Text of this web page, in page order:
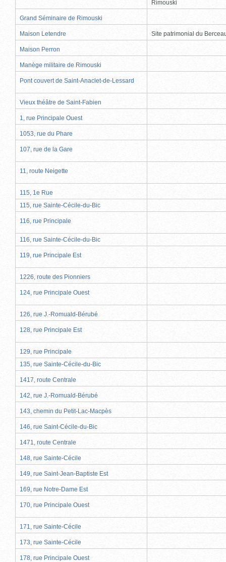
Rimouski
Grand Séminaire de Rimouski
Maison Letendre Site patrimonial du
Maison Perron
Manège militaire de Rimouski
Pont couvert de Saint-Anaclet-de-Lessard
Vieux théâtre de Saint-Fabien
1, rue Principale Ouest
1053, rue du Phare
107, rue de la Gare
11, route Neigette
115, 1e Rue
115, rue Sainte-Cécile-du-Bic
116, rue Principale
116, rue Sainte-Cécile-du-Bic
119, rue Principale Est
1226, route des Pionniers
124, rue Principale Ouest
126, rue J.-Romuald-Bérubé
128, rue Principale Est
129, rue Principale
135, rue Sainte-Cécile-du-Bic
1417, route Centrale
142, rue J.-Romuald-Bérubé
143, chemin du Petit-Lac-Macpès
146, rue Saint-Cécile-du-Bic
1471, route Centrale
148, rue Sainte-Cécile
149, rue Saint-Jean-Baptiste Est
169, rue Notre-Dame Est
170, rue Principale Ouest
171, rue Sainte-Cécile
173, rue Sainte-Cécile
178, rue Principale Ouest